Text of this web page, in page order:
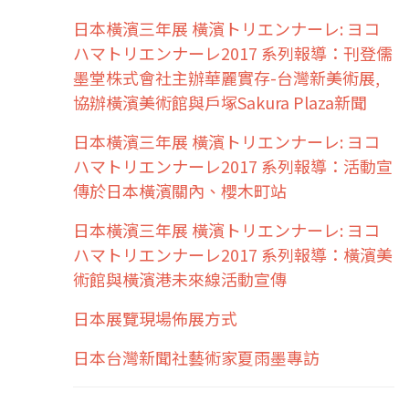
日本橫濱三年展 橫濱トリエンナーレ: ヨコ
ハマトリエンナーレ2017 系列報導：刊登儒
墨堂株式會社主辦華麗實存-台灣新美術展,
協辦橫濱美術館與戶塚Sakura Plaza新聞
日本橫濱三年展 橫濱トリエンナーレ: ヨコ
ハマトリエンナーレ2017 系列報導：活動宣
傳於日本橫濱關內、櫻木町站
日本橫濱三年展 橫濱トリエンナーレ: ヨコ
ハマトリエンナーレ2017 系列報導：橫濱美
術館與橫濱港未來線活動宣傳
日本展覽現場佈展方式
日本台灣新聞社藝術家夏雨墨專訪